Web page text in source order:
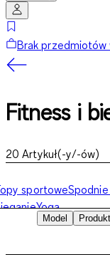
Brak przedmiotów
Fitness i
20 Artykuł(-y/-ów)
sportowe
Yoga
Model
Produkt